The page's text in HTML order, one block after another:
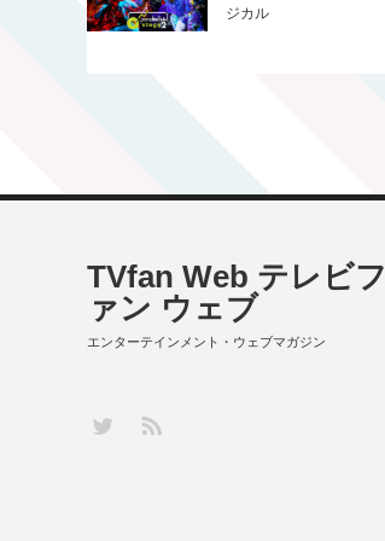
ジカル
TVfan Web テレビフ
ァン ウェブ
エンターテインメント・ウェブマガジン
Twitter